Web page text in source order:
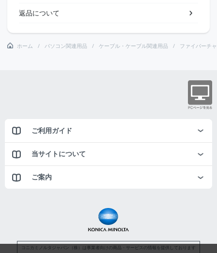
返品について
ホーム パソコン関連用品 ケーブル・ケーブル関連用品 ファイバーチ
ご利用ガイド
当サイトについて
ご案内
コニカミノルタジャパン（株）は事業者向けの商品・サービスの情報を提供しております